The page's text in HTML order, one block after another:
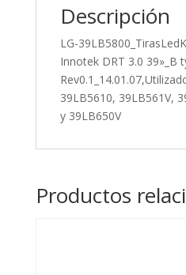
39LB5800,
39LB5610,
39LB561V,
39LB561F,
39LB5700
39LB650V
Descripción
LG-
Innotek DRT 3.0 39»_B
39LB5610, 39LB561V,
y 39LB650V
Productos